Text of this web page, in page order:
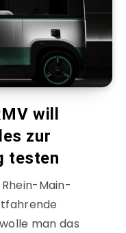
will
zur
testen
Main-
man das